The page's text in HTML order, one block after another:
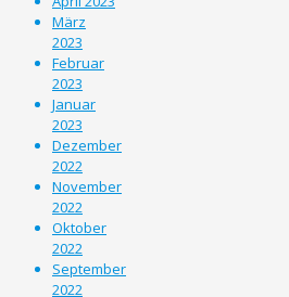
März
2023
Februar
2023
Januar
2023
Dezember
2022
November
2022
Oktober
2022
September
2022